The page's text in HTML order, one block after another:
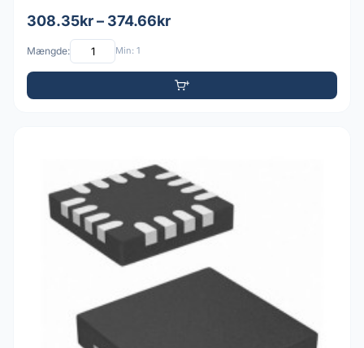
308.35kr – 374.66kr
Mængde: Min: 1